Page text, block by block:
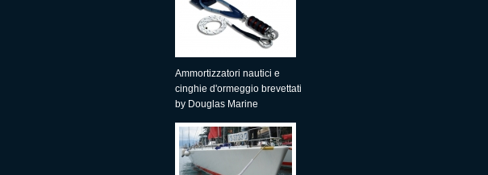
Ammortizzatori nautici e
cinghie d'ormeggio brevettati
by Douglas Marine